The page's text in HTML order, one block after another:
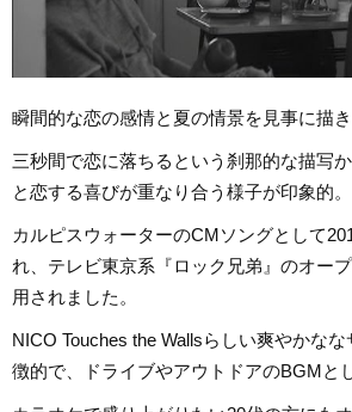
瞬間的な恋の感情と夏の情景を見事に描き
三秒間で恋に落ちるという刹那的な描写
と恋する喜びが重なり合う様子が印象的。
カルピスウォーターのCMソングとして
れ、テレビ東京系『ロック兄弟』のオー
用されました。
NICO Touches the Wallsらしい爽やかな
徴的で、ドライブやアウトドアのBGMと